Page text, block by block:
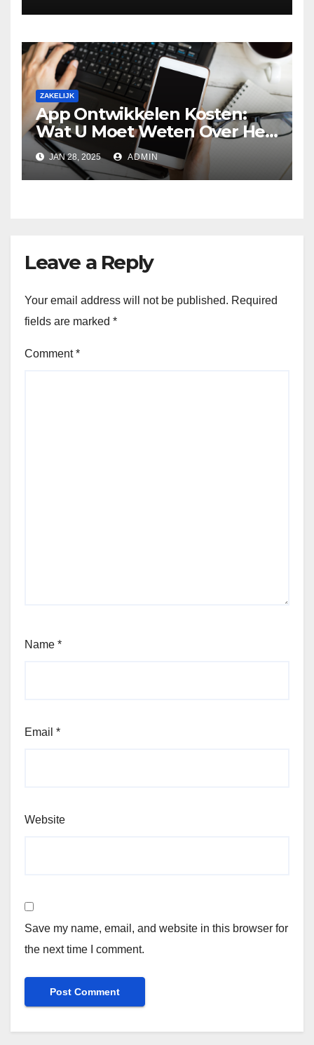
ZAKELIJK
App Ontwikkelen Kosten:
Wat U Moet Weten Over Het
Ontwikkelen Van Een App
JAN 28, 2025 ADMIN
Leave a Reply
Your email address will not be published. Required
fields are marked *
Comment*
Name *
Email *
Website
Save my name, email, and website in this browser for
the next time I comment.